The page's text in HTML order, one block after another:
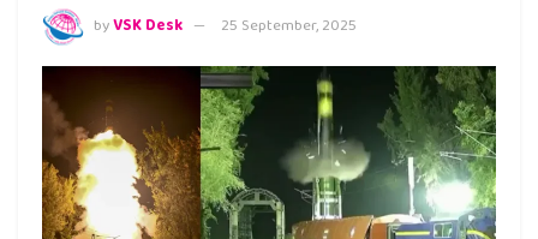
byVSK Desk 25 September, 2025